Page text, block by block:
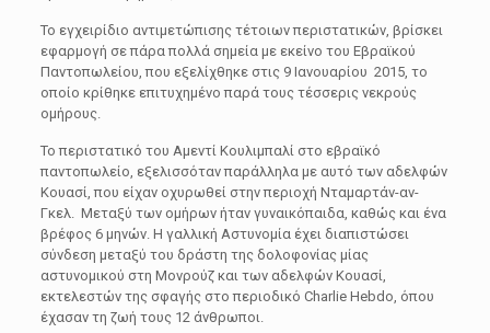
Το εγχειρίδιο αντιμετώπισης τέτοιων περιστατικών, βρίσκει
εφαρμογή σε πάρα πολλά σημεία με εκείνο του Εβραϊκού
Παντοπωλείου, που εξελίχθηκε στις 9 Ιανουαρίου 2015, το
οποίο κρίθηκε επιτυχημένο παρά τους τέσσερις νεκρούς
ομήρους.
Το περιστατικό του Αμεντί Κουλιμπαλί στο εβραϊκό
παντοπωλείο, εξελισσόταν παράλληλα με αυτό των αδελφών
Κουασί, που είχαν οχυρωθεί στην περιοχή Νταμαρτάν-αν-
Γκελ. Mεταξύ των ομήρων ήταν γυναικόπαιδα, καθώς και ένα
βρέφος 6 μηνών. Η γαλλική Αστυνομία έχει διαπιστώσει
σύνδεση μεταξύ του δράστη της δολοφονίας μίας
αστυνομικού στη Μονρούζ και των αδελφών Κουασί,
εκτελεστών της σφαγής στο περιοδικό Charlie Hebdo, όπου
έχασαν τη ζωή τους 12 άνθρωποι.